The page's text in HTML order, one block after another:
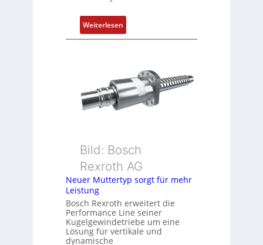
t
s
m
e
n
u
d
Z
u
Weiterlesen:
D
g
e
b
k
m
b
n
i
e
Bild: Bosch
Rexroth AG
Neuer Muttertyp sorgt für mehr
Leistung
Bosch Rexroth erweitert die
Performance Line seiner
Kugelgewindetriebe um eine
Lösung für vertikale und
dynamische